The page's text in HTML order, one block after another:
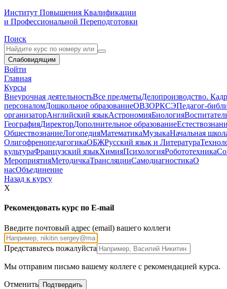
Институт Повышения Квалификации
и Профессиональной Переподготовки
Поиск
Слабовидящим
Войти
Главная
Курсы
Внеурочная деятельностьВсе предметыДелопроизводство.
персоналомДошкольное образованиеОВЗОРКСЭПедагог-
организаторАнглийский языкАстрономияБиология
ГеографияДиректорДополнительное образование
ОбществознаниеЛогопедияМатематикаМузыкаНачальная
ОлигофренопедагогикаОБЖРусский язык и Литература
культураФранцузский языкХимияПсихологияРобототехника
МероприятияМетодичкаТрансляцииСамодиагностикаО
насОбъединение
Назад к курсу
X
Рекомендовать курс по E-mail
Введите почтовый адрес (email) вашего коллеги
Представьтесь пожалуйста
Мы отправим письмо вашему коллеге с рекомендацией курса.
Отменить Подтвердить